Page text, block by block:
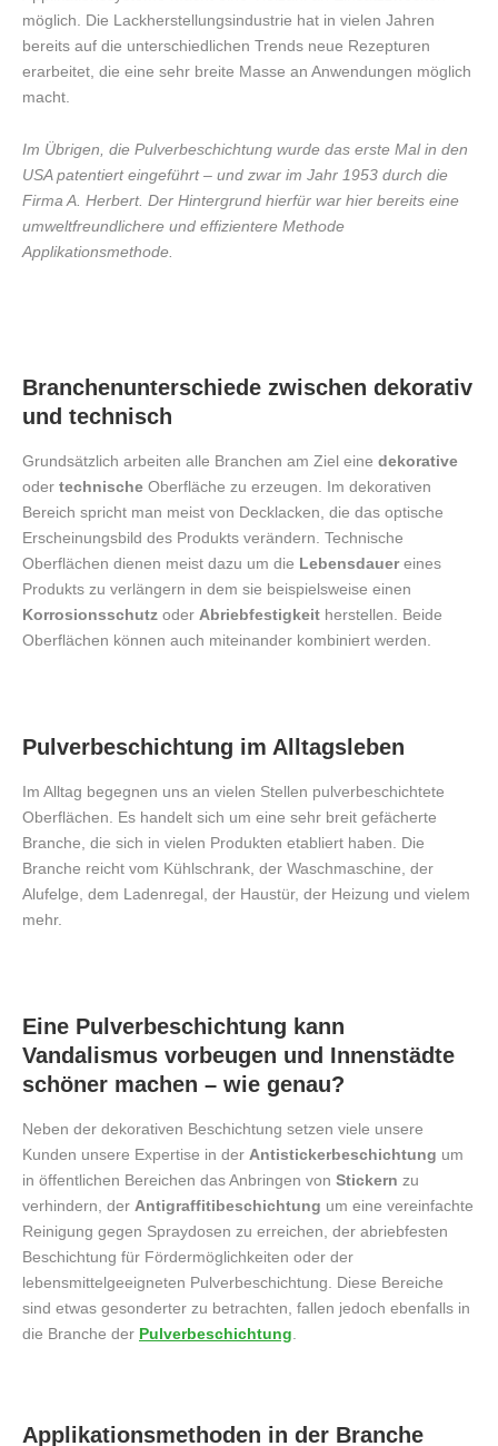
möglich. Die Lackherstellungsindustrie hat in vielen Jahren
bereits auf die unterschiedlichen Trends neue Rezepturen
erarbeitet, die eine sehr breite Masse an Anwendungen möglich
macht.
Im Übrigen, die Pulverbeschichtung wurde das erste Mal in den
USA patentiert eingeführt – und zwar im Jahr 1953 durch die
Firma A. Herbert. Der Hintergrund hierfür war hier bereits eine
umweltfreundlichere und effizientere Methode
Applikationsmethode.
Branchenunterschiede zwischen dekorativ
und technisch
Grundsätzlich arbeiten alle Branchen am Ziel eine dekorative
oder technische Oberfläche zu erzeugen. Im dekorativen
Bereich spricht man meist von Decklacken, die das optische
Erscheinungsbild des Produkts verändern. Technische
Oberflächen dienen meist dazu um die Lebensdauereines
Produkts zu verlängern in dem sie beispielsweise einen
Korrosionsschutz oder Abriebfestigkeit herstellen. Beide
Oberflächen können auch miteinander kombiniert werden.
Pulverbeschichtung im Alltagsleben
Im Alltag begegnen uns an vielen Stellen pulverbeschichtete
Oberflächen. Es handelt sich um eine sehr breit gefächerte
Branche, die sich in vielen Produkten etabliert haben. Die
Branche reicht vom Kühlschrank, der Waschmaschine, der
Alufelge, dem Ladenregal, der Haustür, der Heizung und vielem
mehr.
Eine Pulverbeschichtung kann
Vandalismus vorbeugen und Innenstädte
schöner machen – wie genau?
Neben der dekorativen Beschichtung setzen viele unsere
Kunden unsere Expertise in der Antistickerbeschichtung um
in öffentlichen Bereichen das Anbringen von Stickern zu
verhindern, der Antigraffitibeschichtung um eine vereinfachte
Reinigung gegen Spraydosen zu erreichen, der abriebfesten
Beschichtung für Fördermöglichkeiten oder der
lebensmittelgeeigneten Pulverbeschichtung. Diese Bereiche
sind etwas gesonderter zu betrachten, fallen jedoch ebenfalls in
die Branche der Pulverbeschichtung
Applikationsmethoden in der Branche